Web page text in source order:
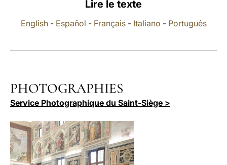
Lire le texte
English- Español - Français- Italiano - Português
PHOTOGRAPHIES
Service Photographique du Saint-Siège >